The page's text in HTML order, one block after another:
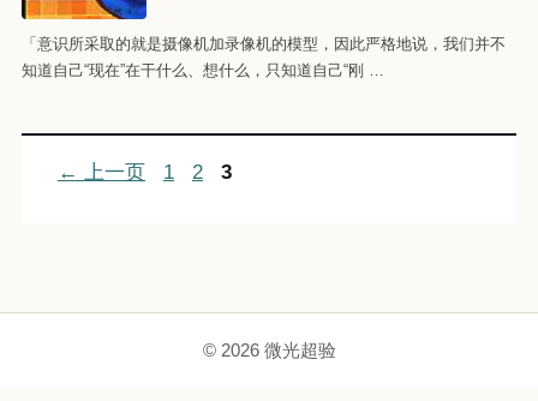
「意识所采取的就是摄像机加录像机的模型，因此严格地说，我们并不
知道自己“现在”在干什么、想什么，只知道自己“刚 …
← 上一页
页
1
页
2
页
3
© 2026 微光超验